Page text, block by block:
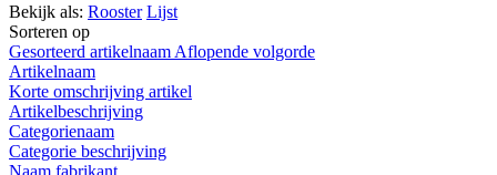
Bekijk als: Rooster Lijst
Sorteren op
Gesorteerd artikelnaam Aflopende volgorde
Artikelnaam
Korte omschrijving artikel
Artikelbeschrijving
Categorienaam
Categorie beschrijving
Naam fabrikant